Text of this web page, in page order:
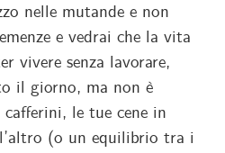
nelle mutande e non
e vedrai che la vita
vivere senza lavorare,
il giorno, ma non è
le tue cene in
(o un equilibrio tra i